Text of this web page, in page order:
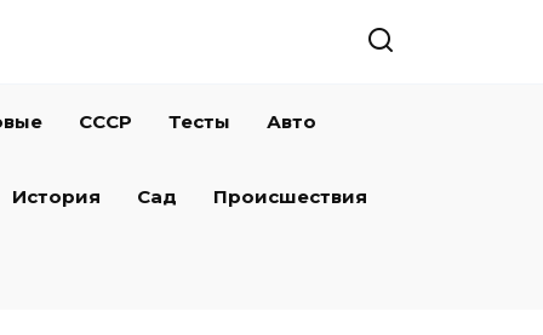
СССР Тесты Авто
История Сад Происшествия